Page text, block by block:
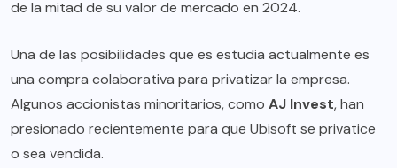
de la mitad de su valor de mercado en 2024.
Una de las posibilidades que es estudia actualmente es
una compra colaborativa para privatizar la empresa.
Algunos accionistas minoritarios, como AJ Invest, han
presionado recientemente para que Ubisoft se privatice
o sea vendida.